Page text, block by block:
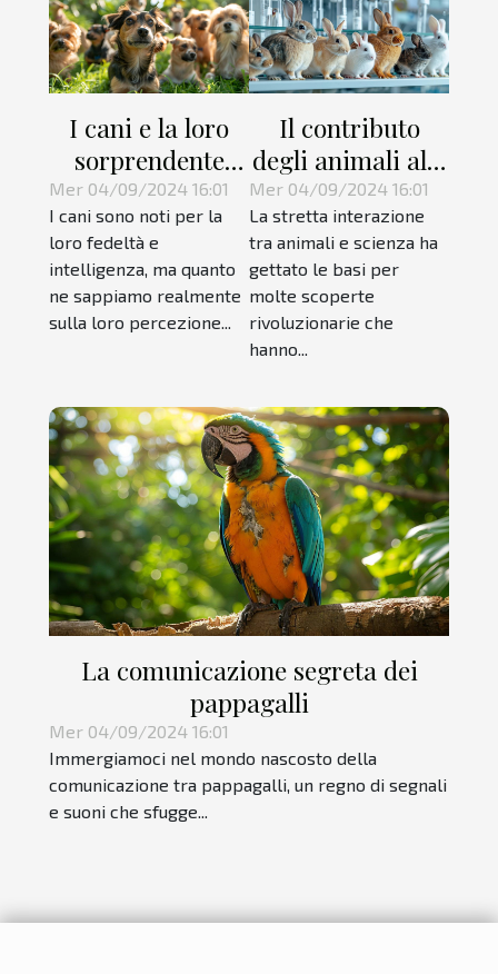
I cani e la loro
sorprendente
percezione del
tempo
Mer 04/09/2024 16:01
I cani sono noti per la
loro fedeltà e
intelligenza, ma quanto
ne sappiamo realmente
sulla loro percezione...
Il contributo
degli animali alla
scienza
Mer 04/09/2024 16:01
La stretta interazione
tra animali e scienza ha
gettato le basi per
molte scoperte
rivoluzionarie che
hanno...
La comunicazione segreta dei
pappagalli
Mer 04/09/2024 16:01
Immergiamoci nel mondo nascosto della
comunicazione tra pappagalli, un regno di segnali
e suoni che sfugge...